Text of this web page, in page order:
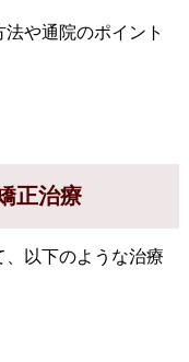
や通院のポイント
正治療
以下のような治療